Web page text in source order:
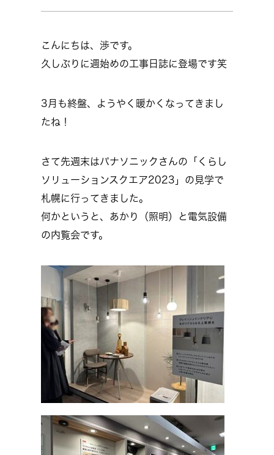
こんにちは、渉です。
久しぶりに週始めの工事日誌に登場です笑
3月も終盤、ようやく暖かくなってきまし
たね！
さて先週末はパナソニックさんの「くらし
ソリューションスクエア2023」の見学で
札幌に行ってきました。
何かというと、あかり（照明）と電気設備
の内覧会です。